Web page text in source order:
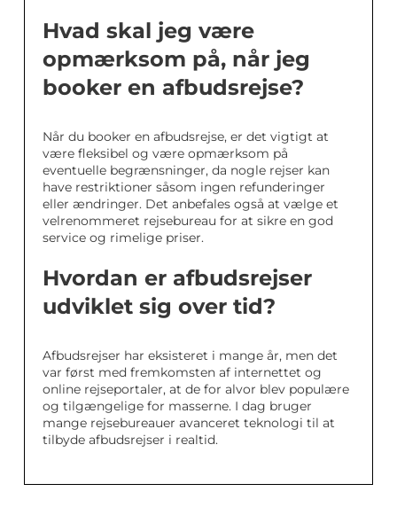
Hvad skal jeg være
opmærksom på, når jeg
booker en afbudsrejse?
Når du booker en afbudsrejse, er det vigtigt at
være fleksibel og være opmærksom på
eventuelle begrænsninger, da nogle rejser kan
have restriktioner såsom ingen refunderinger
eller ændringer. Det anbefales også at vælge et
velrenommeret rejsebureau for at sikre en god
service og rimelige priser.
Hvordan er afbudsrejser
udviklet sig over tid?
Afbudsrejser har eksisteret i mange år, men det
var først med fremkomsten af internettet og
online rejseportaler, at de for alvor blev populære
og tilgængelige for masserne. I dag bruger
mange rejsebureauer avanceret teknologi til at
tilbyde afbudsrejser i realtid.